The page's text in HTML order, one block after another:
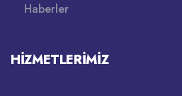
Haberler
HIZMETLERIMIZ